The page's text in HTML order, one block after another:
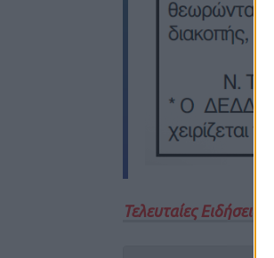
Τελευταίες Ειδήσεις